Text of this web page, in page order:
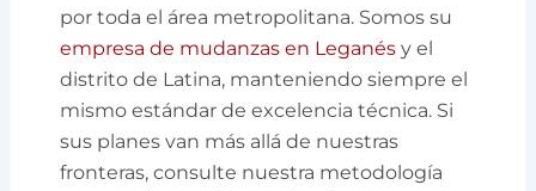
por toda el área metropolitana. Somos su
empresa de mudanzas en Leganés y el
distrito de Latina, manteniendo siempre el
mismo estándar de excelencia técnica. Si
sus planes van más allá de nuestras
fronteras, consulte nuestra metodología